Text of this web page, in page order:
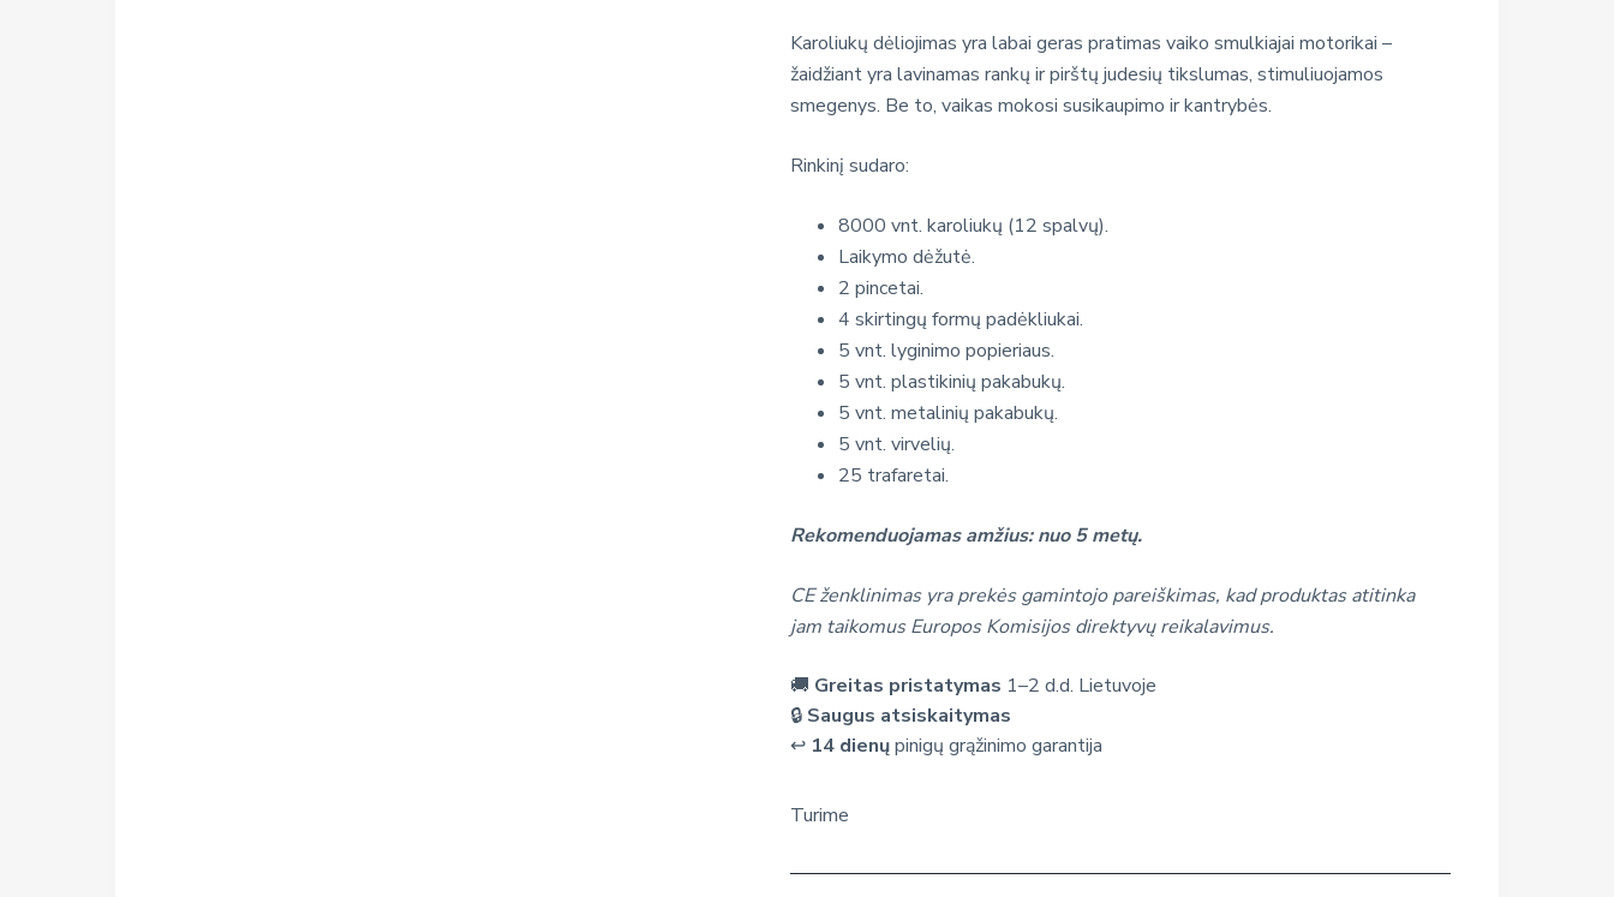
Karoliukų dėliojimas yra labai geras pratimas vaiko smulkiajai motorikai –
žaidžiant yra lavinamas rankų ir pirštų judesių tikslumas, stimuliuojamos
smegenys. Be to, vaikas mokosi susikaupimo ir kantrybės.
Rinkinį sudaro:
8000 vnt. karoliukų (12 spalvų).
Laikymo dėžutė.
2 pincetai.
4 skirtingų formų padėkliukai.
5 vnt. lyginimo popieriaus.
5 vnt. plastikinių pakabukų.
5 vnt. metalinių pakabukų.
5 vnt. virvelių.
25 trafaretai.
Rekomenduojamas amžius: nuo 5 metų.
CE ženklinimas yra prekės gamintojo pareiškimas, kad produktas atitinka
jam taikomus Europos Komisijos direktyvų reikalavimus.
🚚 Greitas pristatymas 1–2 d.d. Lietuvoje
🔒 Saugus atsiskaitymas
↩️ 14 dienųpinigų grąžinimo garantija
Turime